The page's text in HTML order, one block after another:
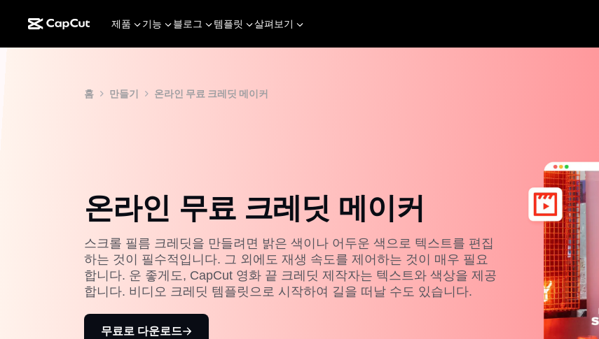
제품 기능 블로그 템플릿 살펴보기
홈 만들기 온라인 무료 크레딧 메이커
온라인 무료 크레딧 메이커
스크롤 필름 크레딧을 만들려면 밝은 색이나 어두운 색으로 텍스트를 편집
하는 것이 필수적입니다. 그 외에도 재생 속도를 제어하는 것이 매우 필요
합니다. 운 좋게도, CapCut 영화 끝 크레딧 제작자는 텍스트와 색상을 제공
합니다. 비디오 크레딧 템플릿으로 시작하여 길을 떠날 수도 있습니다.
무료로 다운로드